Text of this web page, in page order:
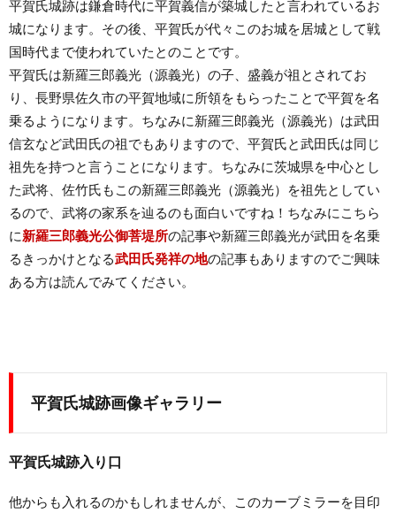
平賀氏城跡は鎌倉時代に平賀義信が築城したと言われているお
城になります。その後、平賀氏が代々このお城を居城として戦
国時代まで使われていたとのことです。
平賀氏は新羅三郎義光（源義光）の子、盛義が祖とされてお
り、長野県佐久市の平賀地域に所領をもらったことで平賀を名
乗るようになります。ちなみに新羅三郎義光（源義光）は武田
信玄など武田氏の祖でもありますので、平賀氏と武田氏は同じ
祖先を持つと言うことになります。ちなみに茨城県を中心とし
た武将、佐竹氏もこの新羅三郎義光（源義光）を祖先としてい
るので、武将の家系を辿るのも面白いですね！ちなみにこちら
に新羅三郎義光公御菩堤所の記事や新羅三郎義光が武田を名乗
るきっかけとなる武田氏発祥の地の記事もありますのでご興味
ある方は読んでみてください。
平賀氏城跡画像ギャラリー
平賀氏城跡入り口
他からも入れるのかもしれませんが、このカーブミラーを目印